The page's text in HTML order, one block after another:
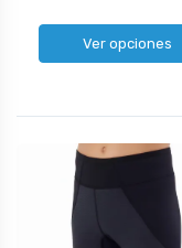
Ver opciones